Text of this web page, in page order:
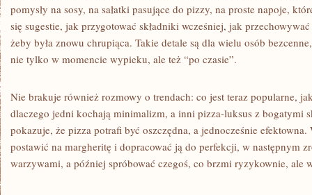
pomysły na sosy, na sałatki pasujące do pizzy, na proste napoje,
się sugestie, jak przygotować składniki wcześniej, jak
żeby była znowu chrupiąca. Takie detale są dla wielu osób
nie tylko w momencie wypieku, ale też “po czasie”.
Nie brakuje również rozmowy o trendach: co jest teraz popularne,
dlaczego jedni kochają minimalizm, a inni pizza-luksus z bogatymi
pokazuje, że pizza potrafi być oszczędna, a jednocześnie
postawić na margheritę i dopracować ją do perfekcji, w następnym
warzywami, a później spróbować czegoś, co brzmi ryzykownie, ale